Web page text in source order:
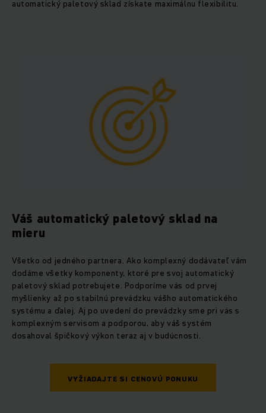
automatický paletový sklad získate maximálnu flexibilitu.
Váš automatický paletový sklad na
mieru
Všetko od jedného partnera. Ako komplexný dodávateľ vám
dodáme všetky komponenty, ktoré pre svoj automatický
paletový sklad potrebujete. Podporíme vás od prvej
myšlienky až po stabilnú prevádzku vášho automatického
systému a ďalej. Aj po uvedení do prevádzky sme pri vás s
komplexným servisom a podporou, aby váš systém
dosahoval špičkový výkon teraz aj v budúcnosti.
VYŽIADAJTE SI CENOVÚ PONUKU